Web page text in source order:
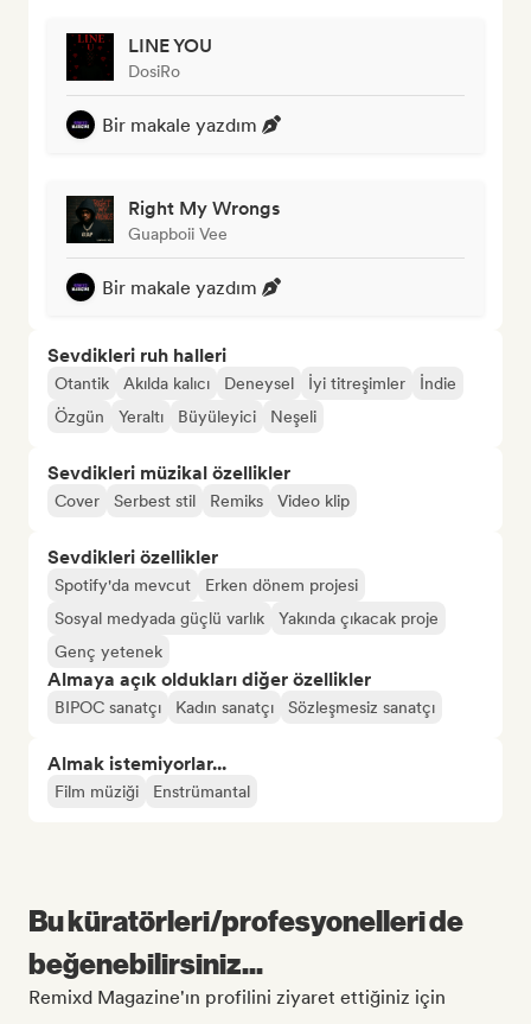
LINE YOU
DosiRo
Bir makale yazdım
Right My Wrongs
Guapboii Vee
Bir makale yazdım
Sevdikleri ruh halleri
Otantik Akılda kalıcı Deneysel İyi titreşimler
İndie
Özgün
Yeraltı Büyüleyici Neşeli
Sevdikleri müzikal özellikler
Cover Serbest stil Remiks Video klip
Sevdikleri özellikler
Spotify'da mevcut
Erken dönem projesi
Sosyal medyada güçlü varlık
Yakında çıkacak proje
Genç yetenek
Almaya açık oldukları diğer özellikler
BIPOC sanatçı Kadın sanatçı Sözleşmesiz sanatçı
Almak istemiyorlar...
Film müziği Enstrümantal
Bu küratörleri/profesyonelleri de
beğenebilirsiniz...
Remixd Magazine'ın profilini ziyaret ettiğiniz için